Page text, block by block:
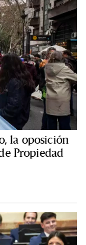
la oposición
Propiedad